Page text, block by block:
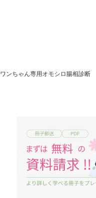
ワンちゃん専用オモシロ腸相診断